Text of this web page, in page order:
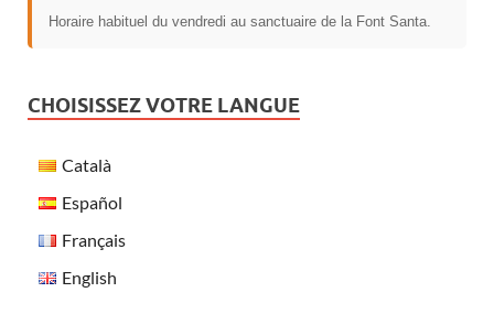
Horaire habituel du vendredi au sanctuaire de la Font Santa.
CHOISISSEZ VOTRE LANGUE
Català
Español
Français
English